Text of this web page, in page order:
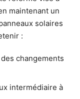
maintenant un
solaires
:
changements
intermédiaire à